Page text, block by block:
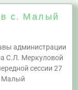
с. Малый
администрации
С.Л. Меркуловой
сессии 27
Малый